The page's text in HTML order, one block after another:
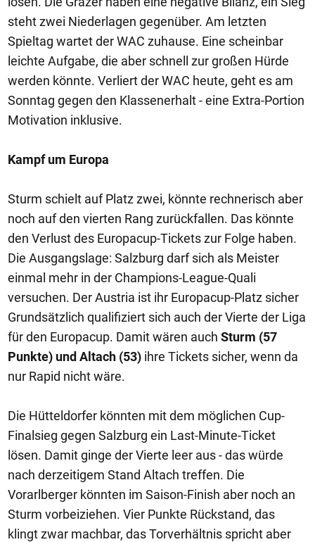
steht zwei Niederlagen gegenüber. Am letzten
Spieltag wartet der WAC zuhause. Eine scheinbar
leichte Aufgabe, die aber schnell zur großen Hürde
werden könnte. Verliert der WAC heute, geht es am
Sonntag gegen den Klassenerhalt - eine Extra-Portion
Motivation inklusive.
Kampf um Europa
Sturm schielt auf Platz zwei, könnte rechnerisch aber
noch auf den vierten Rang zurückfallen. Das könnte
den Verlust des Europacup-Tickets zur Folge haben.
Die Ausgangslage: Salzburg darf sich als Meister
einmal mehr in der Champions-League-Quali
versuchen. Der Austria ist ihr Europacup-Platz sicher
Grundsätzlich qualifiziert sich auch der Vierte der Liga
für den Europacup. Damit wären auch Sturm (57
Punkte) und Altach (53) ihre Tickets sicher, wenn da
nur Rapid nicht wäre.
Die Hütteldorfer könnten mit dem möglichen Cup-
Finalsieg gegen Salzburg ein Last-Minute-Ticket
lösen. Damit ginge der Vierte leer aus - das würde
nach derzeitigem Stand Altach treffen. Die
Vorarlberger könnten im Saison-Finish aber noch an
Sturm vorbeiziehen. Vier Punkte Rückstand, das
klingt zwar machbar, das Torverhältnis spricht aber